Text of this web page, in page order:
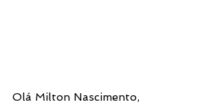
Olá Milton Nascimento,